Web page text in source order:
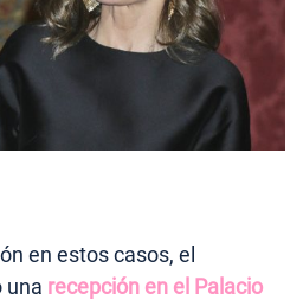
en estos casos, el
una recepción en el Palacio